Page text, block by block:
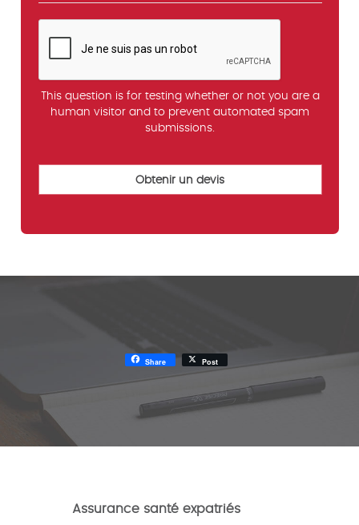
This question is for testing whether or not you are a
human visitor and to prevent automated spam
submissions.
Share Post
Assurance santé expatriés